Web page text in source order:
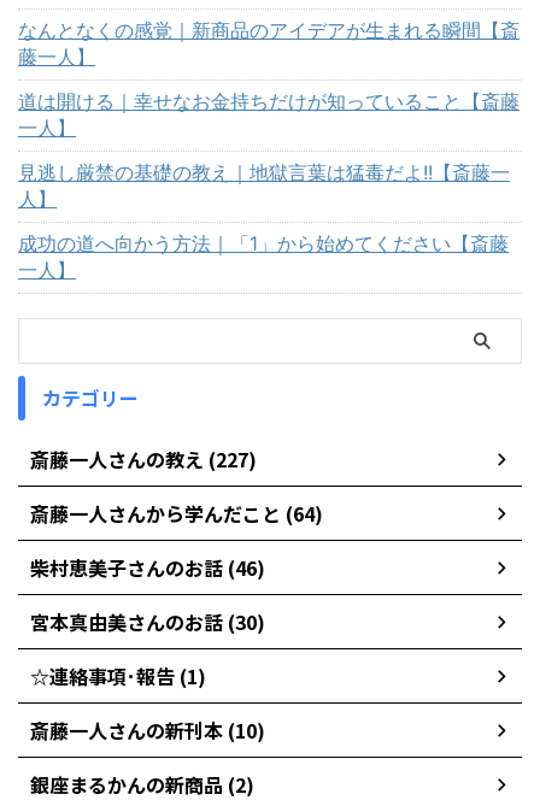
なんとなくの感覚｜新商品のアイデアが生まれる瞬間【斎
藤一人】
道は開ける｜幸せなお金持ちだけが知っていること【斎藤
一人】
見逃し厳禁の基礎の教え｜地獄言葉は猛毒だよ!!【斎藤一
人】
成功の道へ向かう方法｜「1」から始めてください【斎藤
一人】
カテゴリー
斎藤一人さんの教え (227)
斎藤一人さんから学んだこと (64)
柴村恵美子さんのお話 (46)
宮本真由美さんのお話 (30)
☆連絡事項･報告 (1)
斎藤一人さんの新刊本 (10)
銀座まるかんの新商品 (2)